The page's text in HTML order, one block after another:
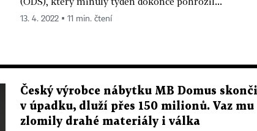
13. 4. 2022 ▪ 11 min. čtení
Český výrobce nábytku MB Domus
v úpadku, dluží přes 150 milionů. Vaz mu
zlomily drahé materiály i válka